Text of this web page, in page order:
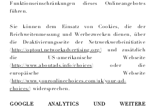
Funktionseinschränkungen dieses Onlineangebotes
führen.
Sie können dem Einsatz von Cookies, die der
Reichweitenmessung und Werbezwecken dienen, über
die Deaktivierungsseite der Netzwerkwerbeinitiative
(http://optout.networkadvertising.org/) und zusätzlich
die US-amerikanische Webseite
(http://www.aboutads.info/choices) oder die
europäische Webseite
(http://www.youronlinechoices.com/uk/your-ad-
choices/) widersprechen.
GOOGLE ANALYTICS UND WEITERE